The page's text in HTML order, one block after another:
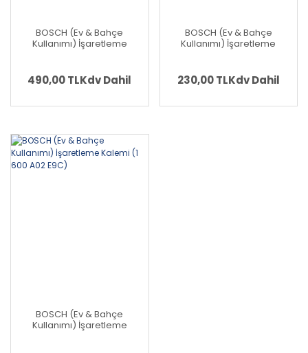
BOSCH (Ev & Bahçe
Kullanımı) İşaretleme
490,00 TLKdv Dahil
BOSCH (Ev & Bahçe
Kullanımı) İşaretleme
230,00 TLKdv Dahil
BOSCH (Ev & Bahçe
Kullanımı) İşaretleme